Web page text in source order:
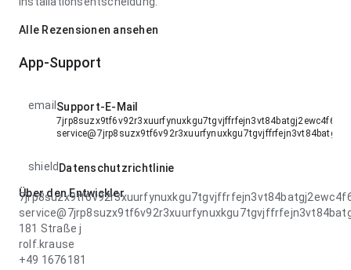
Alle Rezensionen ansehen
App-Support
email Support-E-Mail
shield Datenschutzrichtlinie
Über den Entwickler
181 Straße j
rolf.krause
+49 1676181